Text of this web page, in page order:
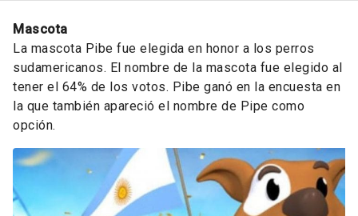
Mascota
La mascota Pibe fue elegida en honor a los perros
sudamericanos. El nombre de la mascota fue elegido al
tener el 64% de los votos. Pibe ganó en la encuesta en
la que también apareció el nombre de Pipe como
opción.